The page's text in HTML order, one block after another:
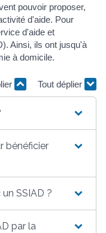
pouvoir proposer,
d'aide. Pour
d'aide et
Ainsi, ils ont jusqu'à
à domicile.
Tout déplier
bénéficier
SSIAD ?
par la